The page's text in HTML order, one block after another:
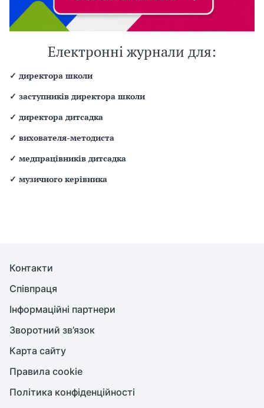
Електронні журнали для:
✓ директора школи
✓ заступників директора школи
✓ директора дитсадка
✓ вихователя-методиста
✓ медпрацівників дитсадка
✓ музичного керівника
Контакти
Співпраця
Інформаційні партнери
Зворотний зв’язок
Карта сайту
Правила cookie
Політика конфіденційності